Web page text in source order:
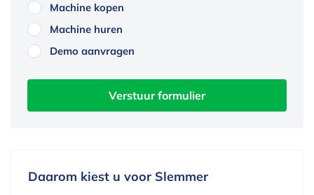
Machine kopen
Machine huren
Demo aanvragen
Verstuur formulier
Daarom kiest u voor Slemmer